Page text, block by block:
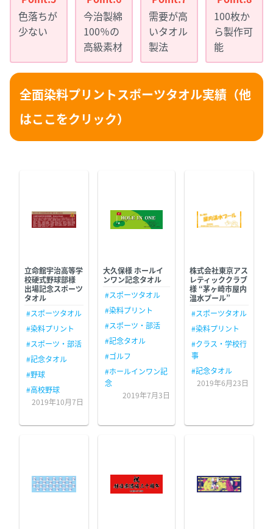
色落ちが
少ない
今治製綿
100％の
高級素材
需要が高
いタオル
製法
100枚か
ら製作可
能
全面染料プリントスポーツタオル実績（他
はここをクリック）
立命館宇治高等学
校硬式野球部様
出場記念スポーツ
タオル
#スポーツタオル
#染料プリント
#スポーツ・部活
#記念タオル
#野球
#高校野球
2019年10月7日
大久保様 ホールイ
ンワン記念タオル
#スポーツタオル
#染料プリント
#スポーツ・部活
#記念タオル
#ゴルフ
#ホールインワン記
念
2019年7月3日
株式会社東京アス
レティッククラブ
様 “茅ヶ崎市屋内
温水プール”
#スポーツタオル
#染料プリント
#クラス・学校行
事
#記念タオル
2019年6月23日